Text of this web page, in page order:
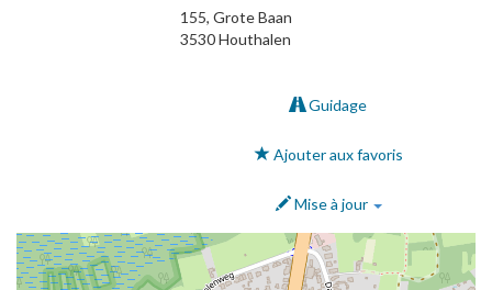
155, Grote Baan
3530Houthalen
Guidage
Ajouter aux favoris
Mise à jour